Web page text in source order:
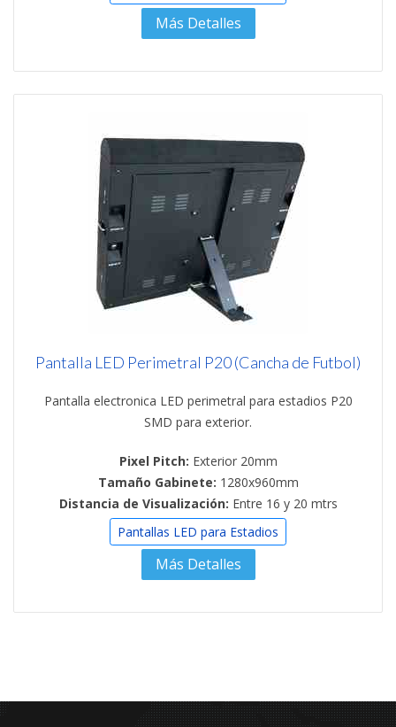
Más Detalles
Pantalla LED Perimetral P20 (Cancha de Futbol)
Pantalla electronica LED perimetral para estadios P20
SMD para exterior.
Pixel Pitch: Exterior 20mm
Tamaño Gabinete: 1280x960mm
Distancia de Visualización: Entre 16 y 20 mtrs
Pantallas LED para Estadios
Más Detalles